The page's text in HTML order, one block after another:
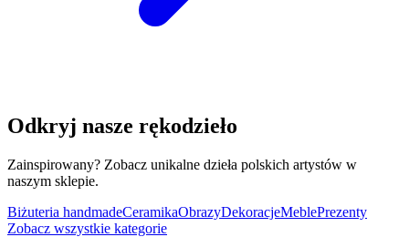
Odkryj nasze rękodzieło
Zainspirowany? Zobacz unikalne dzieła polskich artystów w
naszym sklepie.
Biżuteria handmadeCeramikaObrazyDekoracjeMeblePrezenty
Zobacz wszystkie kategorie